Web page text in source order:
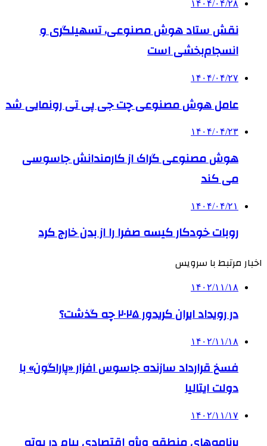
۱۴۰۴/۰۴/۲۸
نقش ستاد هوش مصنوعی، تسهیلگری و
انسجام‌بخشی است
۱۴۰۴/۰۴/۲۷
عامل هوش مصنوعی چت جی پی تی رونمایی شد
۱۴۰۴/۰۴/۲۳
هوش مصنوعی گراک از کارمندانش جاسوسی
می کند
۱۴۰۴/۰۴/۲۱
روبات خودکار کیسه صفرا را از بدن خارج کرد
اخبار مرتبط با سرویس
۱۴۰۲/۱۱/۱۸
در رویداد ایران کریدور ۲۰۲۵ چه گذشت؟
۱۴۰۲/۱۱/۱۸
فسخ قرارداد سازنده جاسوس افزار «پاراگون» با
دولت ایتالیا
۱۴۰۲/۱۱/۱۷